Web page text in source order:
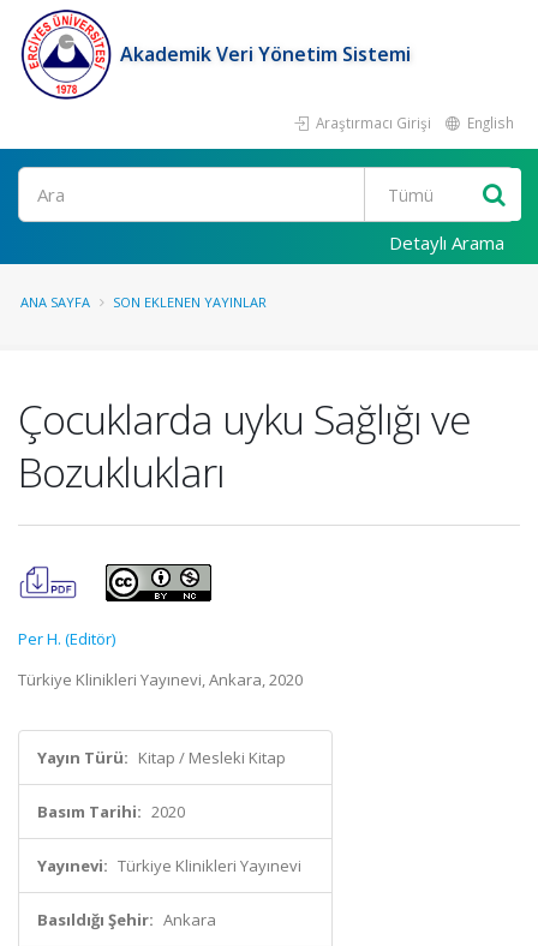
Akademik Veri Yönetim Sistemi
Araştırmacı Girişi English
Ara
Detaylı Arama
ANA SAYFA SON EKLENEN YAYINLAR
Çocuklarda uyku Sağlığı ve
Bozuklukları
Per H. (Editör)
Türkiye Klinikleri Yayınevi, Ankara, 2020
Yayın Türü: Kitap / Mesleki Kitap
Basım Tarihi: 2020
Yayınevi: Türkiye Klinikleri Yayınevi
Basıldığı Şehir: Ankara